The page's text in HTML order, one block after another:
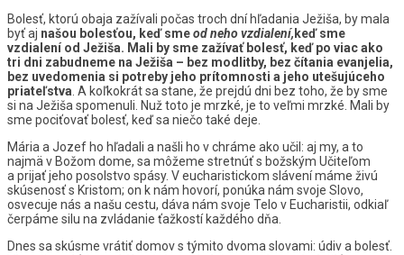
Bolesť, ktorú obaja zažívali počas troch dní hľadania Ježiša, by mala
byť aj našou bolesťou, keď smeod neho vzdialení,keď sme
vzdialení od Ježiša. Mali by sme zažívať bolesť, keď po viac ako
tri dni zabudneme na Ježiša – bez modlitby, bez čítania evanjelia,
bez uvedomenia si potreby jeho prítomnosti a jeho utešujúceho
priateľstva . A koľkokrát sa stane, že prejdú dni bez toho, že by sme
si na Ježiša spomenuli. Nuž toto je mrzké, je to veľmi mrzké. Mali by
sme pociťovať bolesť, keď sa niečo také deje.
Mária a Jozef ho hľadali a našli ho v chráme ako učil: aj my, a to
najmä v Božom dome, sa môžeme stretnúť s božským Učiteľom
a prijať jeho posolstvo spásy. V eucharistickom slávení máme živú
skúsenosť s Kristom; on k nám hovorí, ponúka nám svoje Slovo,
osvecuje nás a našu cestu, dáva nám svoje Telo v Eucharistii, odkiaľ
čerpáme silu na zvládanie ťažkostí každého dňa.
Dnes sa skúsme vrátiť domov s týmito dvoma slovami: údiv a bolesť.